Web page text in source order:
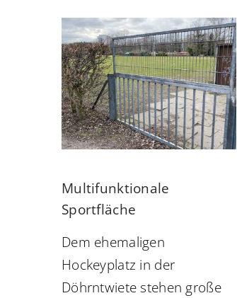
Multifunktionale
Sportfläche
Dem ehemaligen
Hockeyplatz in der
Döhrntwiete stehen große